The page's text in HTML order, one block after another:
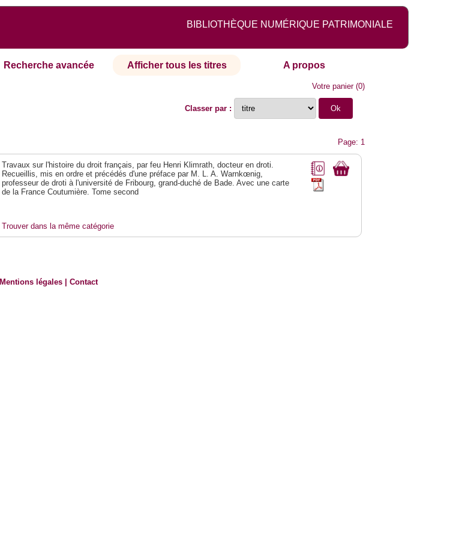
BIBLIOTHÈQUE NUMÉRIQUE PATRIMONIALE
Recherche avancée Afficher tous les titres A propos
Votre panier(0)
Classer par :
Page: 1
Travaux sur l'histoire du droit français, par feu Henri Klimrath, docteur en droti.
Recueillis, mis en ordre et précédés d'une préface par M. L. A. Warnkœnig,
professeur de droti à l'université de Fribourg, grand-duché de Bade. Avec une carte
de la France Coutumière. Tome second
Trouver dans la même catégorie
Mentions légales |Contact